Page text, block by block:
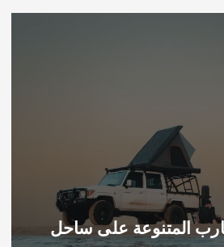
المتنوعة على ساحل